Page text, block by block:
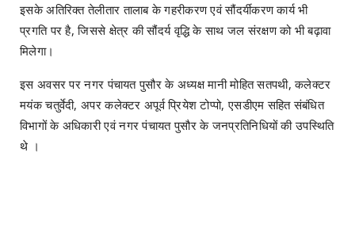
इसके अतिरिक्त तेलीतार तालाब के गहरीकरण एवं सौंदर्यीकरण कार्य भी
प्रगति पर है, जिससे क्षेत्र की सौंदर्य वृद्धि के साथ जल संरक्षण को भी बढ़ावा
मिलेगा।
इस अवसर पर नगर पंचायत पुसौर के अध्यक्ष मानी मोहित सतपथी, कलेक्टर
मयंक चतुर्वेदी, अपर कलेक्टर अपूर्व प्रियेश टोप्पो, एसडीएम सहित संबंधित
विभागों के अधिकारी एवं नगर पंचायत पुसौर के जनप्रतिनिधियों की उपस्थिति
थे ।